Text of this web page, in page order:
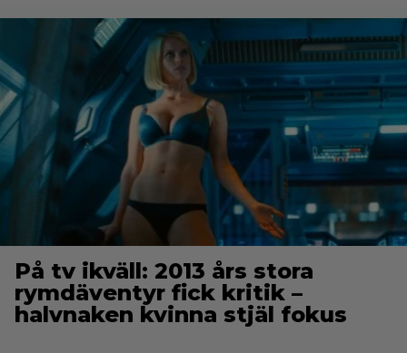
På tv ikväll: 2013 års stora
rymdäventyr fick kritik –
halvnaken kvinna stjäl fokus